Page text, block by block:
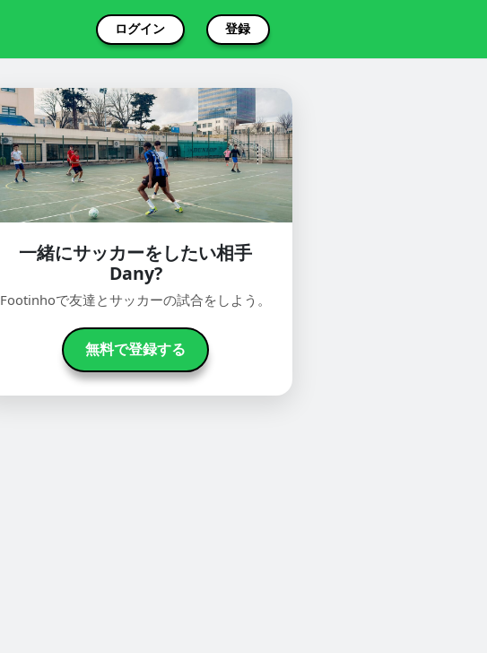
ログイン 登録
一緒にサッカーをしたい相手
Dany?
Footinhoで友達とサッカーの試合をしよう。
無料で登録する